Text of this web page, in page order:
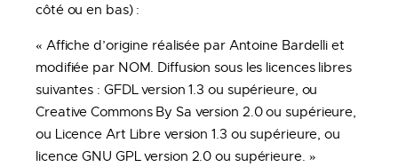
côté ou en bas) :
« Affiche d’origine réalisée par Antoine Bardelli et
modifiée par NOM. Diffusion sous les licences libres
suivantes : GFDL version 1.3 ou supérieure, ou
Creative Commons By Sa version 2.0 ou supérieure,
ou Licence Art Libre version 1.3 ou supérieure, ou
licence GNU GPL version 2.0 ou supérieure. »